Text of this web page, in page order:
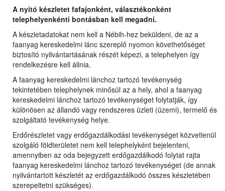
A nyitó készletet fafajonként, választékonként
telephelyenkénti bontásban kell megadni.
A készletadatokat nem kell a Nébih-hez beküldeni, de az a
faanyag kereskedelmi lánc szereplő nyomon követhetőséget
biztosító nyilvántartásának részét képezi, a telephelyen így
rendelkezésre kell állnia.
A faanyag kereskedelmi lánchoz tartozó tevékenység
tekintetében telephelynek minősül az a hely, ahol a faanyag
kereskedelmi lánchoz tartozó tevékenységet folytatják, így
különösen az állandó vagy rendszeres üzleti (üzemi), termelő és
szolgáltató tevékenység helye.
Erdőrészletet vagy erdőgazdálkodási tevékenységet közvetlenül
szolgáló földterületet nem kell telephelyként bejelenteni,
amennyiben az oda bejegyzett erdőgazdálkodó folytat rajta
faanyag kereskedelmi lánchoz tartozó tevékenységet (de annak
nyilvántartott készletét az erdőgazdálkodó összes készletében
szerepeltetni szükséges).